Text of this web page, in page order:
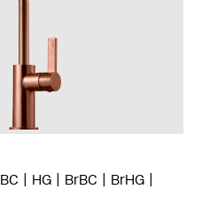
BC HG BrBC
BrHG